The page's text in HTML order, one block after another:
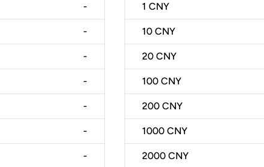
-
-
-
-
-
-
-
1 CNY
10 CNY
20 CNY
100 CNY
200 CNY
1000 CNY
2000 CNY